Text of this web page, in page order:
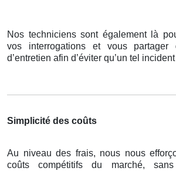
Nos techniciens sont également là
vos interrogations et vous partager
d’entretien afin d’éviter qu’un tel
Simplicité des coûts
Au niveau des frais, nous nous
coûts compétitifs du marché,